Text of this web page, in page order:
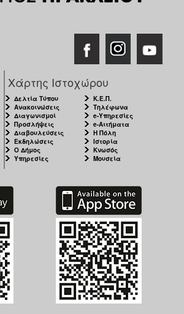
Χάρτης Ιστοχώρου
Δελτία Τύπου
Ανακοινώσεις
Διαγωνισμοί
Προσλήψεις
Διαβουλεύσεις
Εκδηλώσεις
Ο Δήμος
Υπηρεσίες
Κ.Ε.Π.
Τηλέφωνα
e-Υπηρεσίες
e-Αιτήματα
Η Πόλη
Ιστορία
Κνωσός
Μουσεία